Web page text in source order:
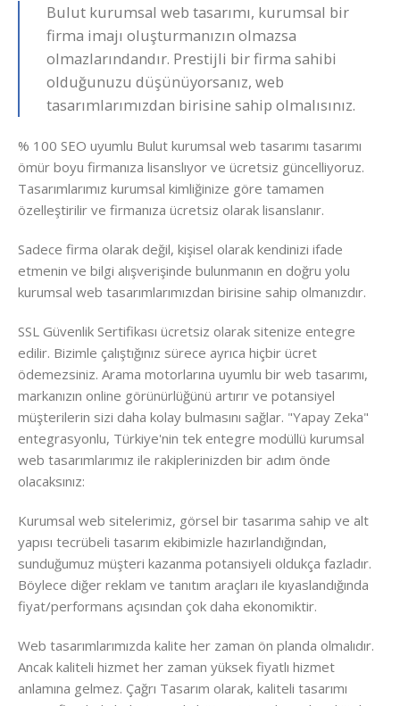
Bulut kurumsal web tasarımı, kurumsal bir
firma imajı oluşturmanızın olmazsa
olmazlarındandır. Prestijli bir firma sahibi
olduğunuzu düşünüyorsanız, web
tasarımlarımızdan birisine sahip olmalısınız.
% 100 SEO uyumlu Bulut kurumsal web tasarımı tasarımı
ömür boyu firmanıza lisanslıyor ve ücretsiz güncelliyoruz.
Tasarımlarımız kurumsal kimliğinize göre tamamen
özelleştirilir ve firmanıza ücretsiz olarak lisanslanır.
Sadece firma olarak değil, kişisel olarak kendinizi ifade
etmenin ve bilgi alışverişinde bulunmanın en doğru yolu
kurumsal web tasarımlarımızdan birisine sahip olmanızdır.
SSL Güvenlik Sertifikası ücretsiz olarak sitenize entegre
edilir. Bizimle çalıştığınız sürece ayrıca hiçbir ücret
ödemezsiniz. Arama motorlarına uyumlu bir web tasarımı,
markanızın online görünürlüğünü artırır ve potansiyel
müşterilerin sizi daha kolay bulmasını sağlar. "Yapay Zeka"
entegrasyonlu, Türkiye'nin tek entegre modüllü kurumsal
web tasarımlarımız ile rakiplerinizden bir adım önde
olacaksınız:
Kurumsal web sitelerimiz, görsel bir tasarıma sahip ve alt
yapısı tecrübeli tasarım ekibimizle hazırlandığından,
sunduğumuz müşteri kazanma potansiyeli oldukça fazladır.
Böylece diğer reklam ve tanıtım araçları ile kıyaslandığında
fiyat/performans açısından çok daha ekonomiktir.
Web tasarımlarımızda kalite her zaman ön planda olmalıdır.
Ancak kaliteli hizmet her zaman yüksek fiyatlı hizmet
anlamına gelmez. Çağrı Tasarım olarak, kaliteli tasarımı